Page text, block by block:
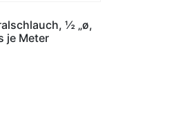
½ „ø,
je Meter